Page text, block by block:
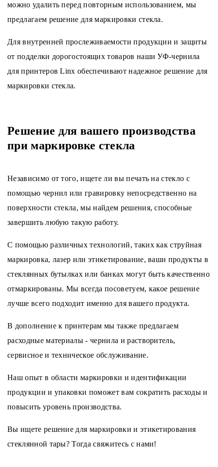
можно удалить перед повторным использованием, мы
предлагаем решение для маркировки стекла.
Для внутренней прослеживаемости продукции и защиты
от подделки дорогостоящих товаров наши УФ-чернила
для принтеров Linx обеспечивают надежное решение для
маркировки стекла.
Решение для вашего производства
при маркировке стекла
Независимо от того, ищете ли вы печать на стекло с
помощью чернил или гравировку непосредственно на
поверхности стекла, мы найдем решения, способные
завершить любую такую работу.
С помощью различных технологий, таких как струйная
маркировка, лазер или этикетирование, ваши продукты в
стеклянных бутылках или банках могут быть качественно
отмаркированы. Мы всегда посоветуем, какое решение
лучше всего подходит именно для вашего продукта.
В дополнение к принтерам мы также предлагаем
расходные материалы - чернила и растворитель,
сервисное и техническое обслуживание.
Наш опыт в области маркировки и идентификации
продукции и упаковки поможет вам сократить расходы и
повысить уровень производства.
Вы ищете решение для маркировки и этикетирования
стеклянной тары? Тогда свяжитесь с нами!